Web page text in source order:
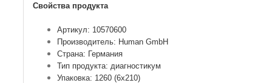
Свойства продукта
Артикул: 10570600
Производитель: Human GmbH
Страна: Германия
Тип продукта: диагностикум
Упаковка: 1260 (6х210)